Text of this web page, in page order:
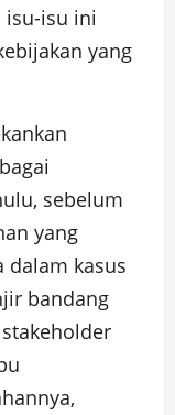
isu-isu ini
yang
sebelum
yang
kasus
bandang